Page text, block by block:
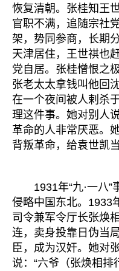
恢复清朝。张桂知王
官职不满，追随宗社
架，势同参商，长期
天津居住，王世祺也
党自居。张桂憎恨之
张老太太拿钱叫他回
在一个夜间被人剌杀
理这件事。她对别人
革命的人非常厌恶。
背叛革命，给袁世凯
1931年“九·一八”
侵略中国东北。1933
司令兼军令厅长张焕
连，卖身投靠日伪当
臣，成为汉奸。她对
说：“六爷（张焕相